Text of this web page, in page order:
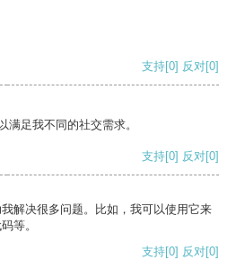
支持[0] 反对[0]
满足我不同的社交需求。
支持[0] 反对[0]
解决很多问题。比如，我可以使用它来
等。
支持[0] 反对[0]